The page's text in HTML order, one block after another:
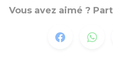
Vous avez aimé ?